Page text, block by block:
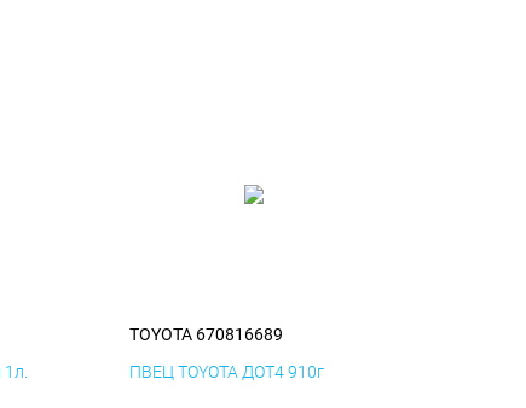
TOYOTA 670816689
ПВЕЦ TOYOTA ДОТ4 910г